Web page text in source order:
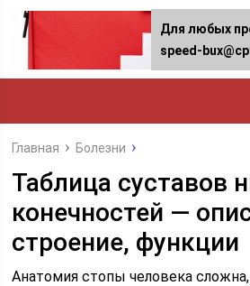
Главная Болезни
Таблица суставов
конечностей —
строение, функции
Анатомия стопы человека сложна,
Для любых
speed-